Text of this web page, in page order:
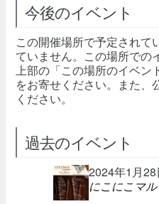
今後のイベント
この開催場所で予定されて
ていません。この場所での
上部の「この場所のイベン
をお寄せください。また、
ください。
過去のイベント
2024年1月
にこにこマ